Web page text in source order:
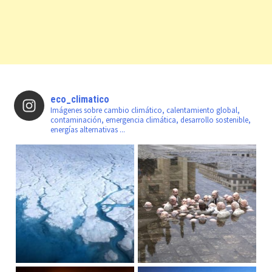
eco_climatico
Imágenes sobre cambio climático, calentamiento global,
contaminación, emergencia climática, desarrollo sostenible,
energías alternativas ...